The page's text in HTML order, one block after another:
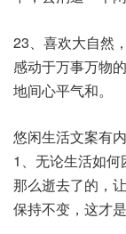
23、喜欢大自然
感动于万事万物
地间心平气和。
悠闲生活文案有
1、无论生活如
那么逝去了的，
保持不变，这才是